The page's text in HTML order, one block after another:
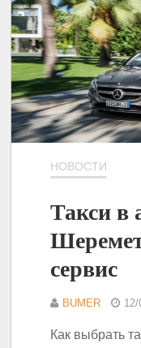
НОВОСТИ
Такси в
сервис
BUMER 12/
Как выбрать